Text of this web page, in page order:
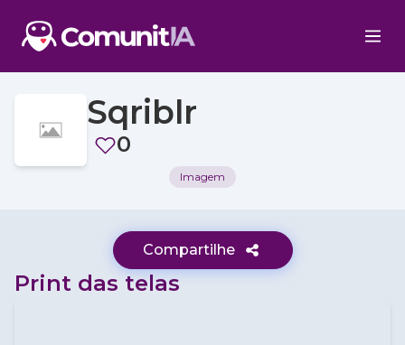
Sqriblr
0
Imagem
Compartilhe
Print das telas